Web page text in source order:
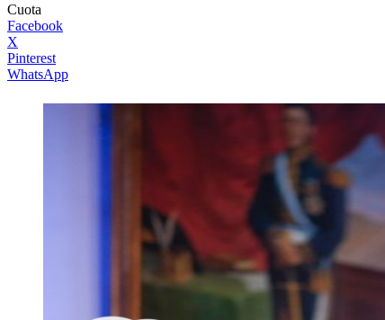
Cuota
Facebook
X
Pinterest
WhatsApp